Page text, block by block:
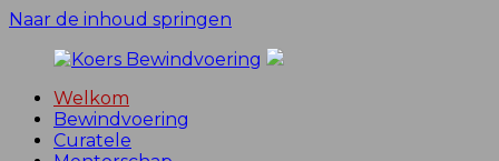
Naar de inhoud springen
Koers
Bewindvoering
Welkom
Bewindvoering
Curatele